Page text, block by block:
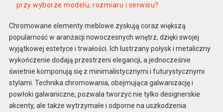
przy wyborze modelu, rozmiaru i serwisu?
Chromowane elementy meblowe zyskują coraz większą
popularność w aranżacji nowoczesnych wnętrz, dzięki swojej
wyjątkowej estetyce i trwałości. Ich lustrzany połysk i metaliczny
wykończenie dodają przestrzeni elegancji, a jednocześnie
świetnie komponują się z minimalistycznymi i futurystycznymi
stylami. Technika chromowania, obejmująca galwanizację i
powłoki galwaniczne, pozwala tworzyć nie tylko designerskie
akcenty, ale także wytrzymałe i odporne na uszkodzenia